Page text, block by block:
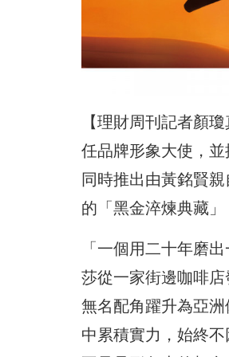
【理財周刊記者顏
任品牌形象大使，
同時推出由黃銘賢
的「黑金淬煉典藏
「一個用二十年磨
莎從一家街邊咖啡
無名配角躍升為亞
中累積實力，始終